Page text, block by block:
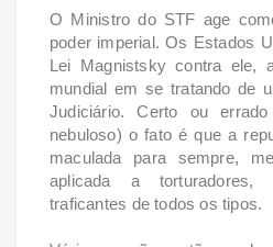
O Ministro do STF age
poder imperial. Os Estados
Lei Magnistsky contra ele,
mundial em se tratando de
Judiciário. Certo ou
nebuloso) o fato é que a
maculada para sempre,
aplicada a torturadores,
traficantes de todos os tipos.